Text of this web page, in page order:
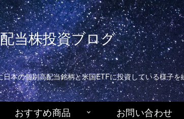
当株投資ブログ
本の個別高配当銘柄と米国ETFに投資している様子を
おすすめ商品 お問い合わせ